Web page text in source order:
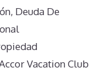
, Deuda De
Vacation Club